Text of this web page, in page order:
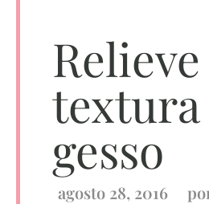
textura
gesso
agosto 28, 2016